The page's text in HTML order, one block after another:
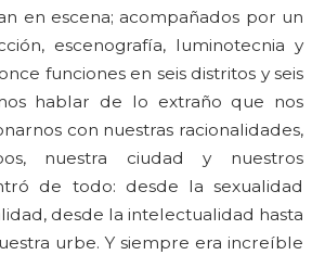
en escena; acompañados por un
escenografía, luminotecnia y
funciones en seis distritos y seis
hablar de lo extraño que nos
con nuestras racionalidades,
nuestra ciudad y nuestros
de todo: desde la sexualidad
desde la intelectualidad hasta
urbe. Y siempre era increíble